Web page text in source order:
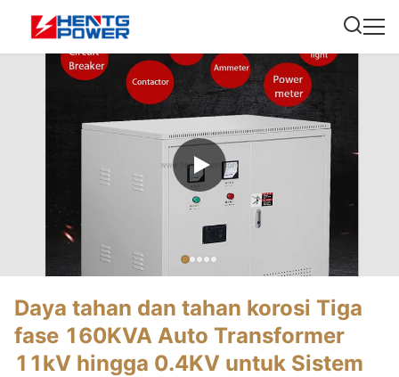
Daya tahan dan tahan korosi Tiga
fase 160KVA Auto Transformer
11kV hingga 0.4KV untuk Sistem